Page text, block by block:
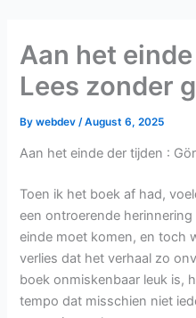
content
Aan het
Lees zonder
Bywebdev /August 6, 2025
Aan het einde der tijden :
Toen ik het boek af had,
een ontroerende
einde moet komen, en toch
verlies dat het verhaal zo
boek onmiskenbaar leuk is,
tempo dat misschien niet